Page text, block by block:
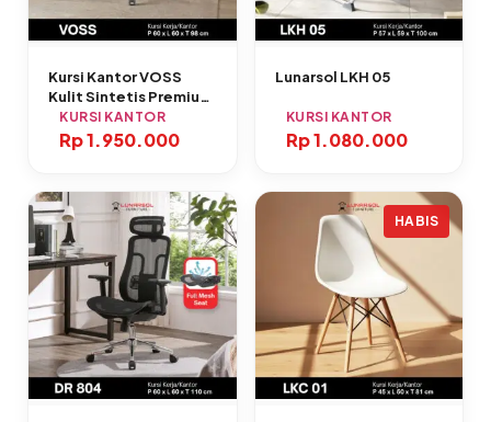
Kursi Kantor VOSS
Kulit Sintetis Premium
Ergonomis
KURSI KANTOR
Rp1.950.000
Lunarsol LKH 05
KURSI KANTOR
Rp1.080.000
HABIS